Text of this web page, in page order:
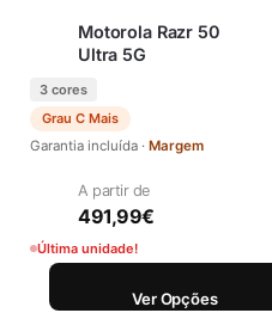
Motorola Razr 50
Ultra 5G
3 cores
Grau C Mais
Garantia incluída · Margem
A partir de
491,99€
Última unidade!
Ver Opções